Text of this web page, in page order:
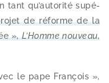
tant qu’autorité supé­
de réforme de la
»,L’Homme nou­veau,
le pape François »,